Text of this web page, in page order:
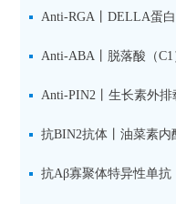
Anti-RGA丨DELLA蛋
键抑制因子
Anti-ABA丨脱落酸（
储存库
Anti-PIN2丨生长素外
设计方案
抗BIN2抗体丨油菜素
究数据特异性
抗Aβ寡聚体特异性单